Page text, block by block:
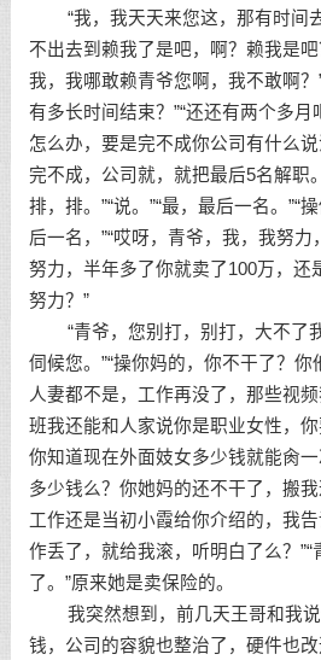
“我，我天天来您这，那有时间去
不出去到赖我了是吧，啊？赖我是吧
我，我哪敢赖青爷您啊，我不敢啊？
有多长时间结束？”“还还有两个多月
怎么办，要是完不成你公司有什么
完不成，公司就，就把最后5名解职
排，排。”“说。”“最，最后一名。”“
后一名，”“哎呀，青爷，我，我努力
努力，半年多了你就卖了100万，还
努力？”
“青爷，您别打，别打，大不了
伺候您。”“操你妈的，你不干了？
人妻都不是，工作再没了，那些视
班我还能和人家说你是职业女性，你
你知道现在外面妓女多少钱就能肏
多少钱么？你她妈的还不干了，搬
工作还是当初小霞给你介绍的，我
作丢了，就给我滚，听明白了么？”“
了。”原来她是卖保险的。
我突然想到，前几天王哥和我说
钱，公司的容貌也整治了，硬件也